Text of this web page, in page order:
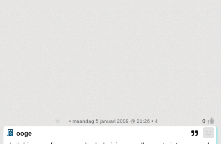
• maandag 5 januari 2009 @ 21:26 • 4
ooge